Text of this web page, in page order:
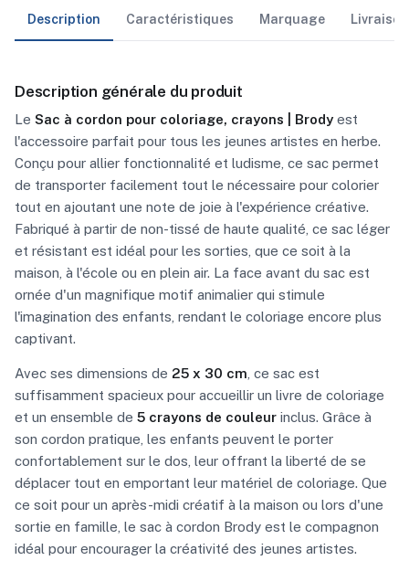
Description Caractéristiques Marquage
Description générale du produit
Le Sac à cordon pour coloriage, crayons | Brody est
l'accessoire parfait pour tous les jeunes artistes en herbe.
Conçu pour allier fonctionnalité et ludisme, ce sac permet
de transporter facilement tout le nécessaire pour colorier
tout en ajoutant une note de joie à l'expérience créative.
Fabriqué à partir de non-tissé de haute qualité, ce sac léger
et résistant est idéal pour les sorties, que ce soit à la
maison, à l'école ou en plein air. La face avant du sac est
ornée d'un magnifique motif animalier qui stimule
l'imagination des enfants, rendant le coloriage encore plus
captivant.
Avec ses dimensions de 25 x 30 cm , ce sac est
suffisamment spacieux pour accueillir un livre de coloriage
et un ensemble de 5 crayons de couleur inclus. Grâce à
son cordon pratique, les enfants peuvent le porter
confortablement sur le dos, leur offrant la liberté de se
déplacer tout en emportant leur matériel de coloriage. Que
ce soit pour un après-midi créatif à la maison ou lors d'une
sortie en famille, le sac à cordon Brody est le compagnon
idéal pour encourager la créativité des jeunes artistes.